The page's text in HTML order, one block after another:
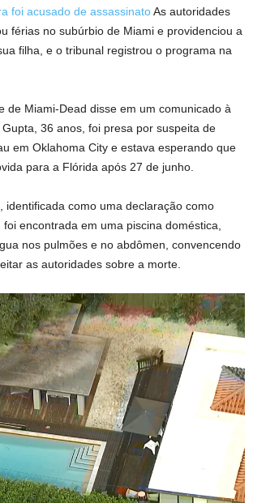
foi acusado de assassinatoAs autoridades
férias no subúrbio de Miami e providenciou a
filha, e o tribunal registrou o programa na
de Miami-Dead disse em um comunicado à
36 anos, foi presa por suspeita de
em Oklahoma City e estava esperando que
para a Flórida após 27 de junho.
identificada como uma declaração como
encontrada em uma piscina doméstica,
nos pulmões e no abdômen, convencendo
as autoridades sobre a morte.